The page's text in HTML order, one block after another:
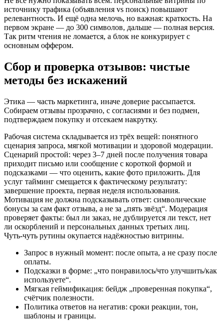
источнику трафика (объявления vs поиск) повышают
релевантность. И ещё одна мелочь, но важная: краткость. На
первом экране — до 300 символов, дальше — полная версия.
Так ритм чтения не ломается, а блок не конкурирует с
основным оффером.
Сбор и проверка отзывов: чистые
методы без искажений
Этика — часть маркетинга, иначе доверие рассыпается.
Собираем отзывы прозрачно, с согласиями и без подмен,
подтверждаем покупку и отсекаем накрутку.
Рабочая система складывается из трёх вещей: понятного
сценария запроса, мягкой мотивации и здоровой модерации.
Сценарий простой: через 3–7 дней после получения товара
приходит письмо или сообщение с короткой формой и
подсказками — что оценить, какие фото приложить. Для
услуг тайминг смещается к фактическому результату:
завершение проекта, первая неделя использования.
Мотивация не должна подсказывать ответ: символические
бонусы за сам факт отзыва, а не за „пять звёзд“. Модерация
проверяет факты: был ли заказ, не дублируется ли текст, нет
ли оскорблений и персональных данных третьих лиц.
Чуть‑чуть рутины окупается надёжностью витрины.
Запрос в нужный момент: после опыта, а не сразу после
оплаты.
Подсказки в форме: „что понравилось/что улучшить/как
используете“.
Мягкая геймификация: бейдж „проверенная покупка“,
счётчик полезности.
Политика ответов на негатив: сроки реакции, тон,
шаблоны и границы.